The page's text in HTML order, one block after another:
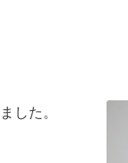
した。